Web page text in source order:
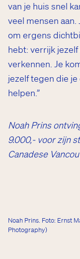
van je huis snel
veel mensen
om ergens
hebt: verrijk
verkennen. Je
jezelf tegen die
helpen.”
Noah Prins
9.000,- voor zijn
Canadese
Noah Prins. Foto: Ernst
Photography)